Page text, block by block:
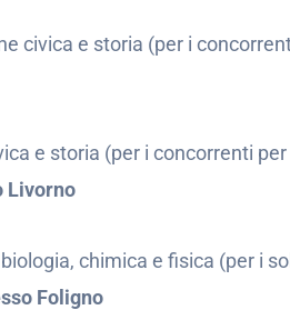
civica e storia (per i
e storia (per i concorrenti
Livorno
chimica e fisica (per i
Foligno